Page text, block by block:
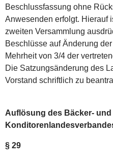
Beschlussfassung ohne
Anwesenden erfolgt. Hierauf
zweiten Versammlung
Beschlüsse auf Änderung
Mehrheit von 3/4 der
Die Satzungsänderung des
Vorstand schriftlich zu
Auflösung des Bäcker- und
§ 29